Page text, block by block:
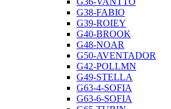
G38-FABIO
G39-ROIEY
G40-BROOK
G48-NOAR
G50-AVENTADOR
G42-POLLMN
G49-STELLA
G63-4-SOFIA
G63-6-SOFIA